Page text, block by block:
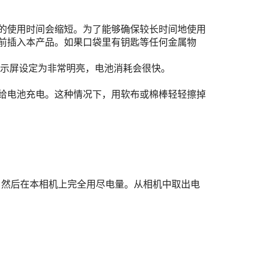
用时间会缩短。为了能够确保较长时间地使用
插入本产品。如果口袋里有钥匙等任何金属物
屏设定为非常明亮，电池消耗会很快。
电池充电。这种情况下，用软布或棉棒轻轻擦掉
后在本相机上完全用尽电量。从相机中取出电